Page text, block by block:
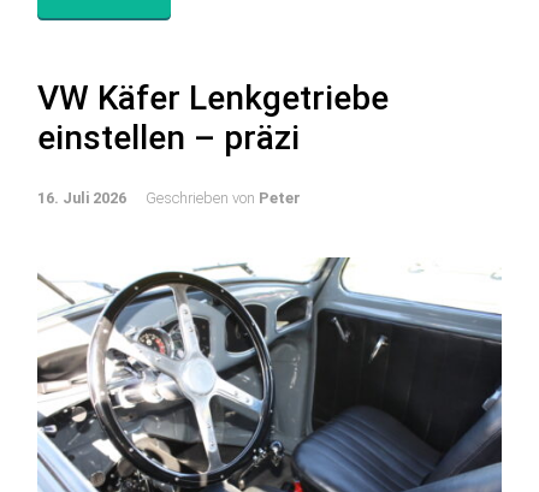
VW Käfer Lenkgetriebe
einstellen – präzi
16. Juli 2026 Geschrieben von Peter